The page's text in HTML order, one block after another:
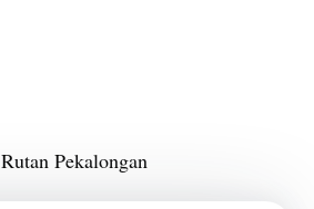
Pekalongan